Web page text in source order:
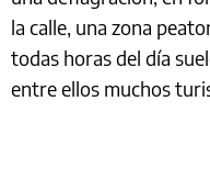
la calle, una zona
todas horas del día
entre ellos muchos